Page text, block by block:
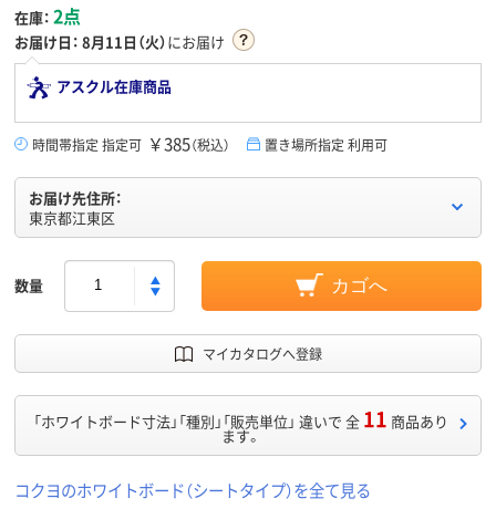
在庫： 2点
お届け日： 8月11日（火）にお届け
アスクル在庫商品
時間帯指定 指定可 ￥385（税込） 置き場所指定 利用可
お届け先住所：
東京都江東区
数量 カゴへ
マイカタログへ登録
「ホワイトボード寸法」「種別」「販売単位」 違いで 全 11 商品あり
ます。
コクヨのホワイトボード（シートタイプ）を全て見る